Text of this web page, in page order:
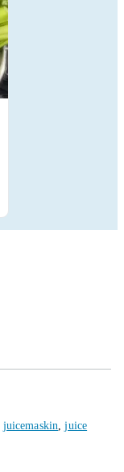
juicemaskin,juice